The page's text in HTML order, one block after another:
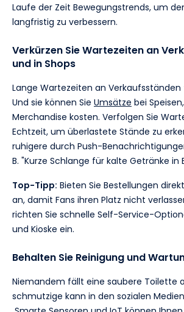
Laufe der Zeit Bewegungstrends, um
langfristig zu verbessern.
Verkürzen Sie Wartezeiten an
und in Shops
Lange Wartezeiten an Verkaufsständen
Und sie können Sie Umsätze bei
Merchandise kosten. Verfolgen Sie
Echtzeit, um überlastete Stände zu
ruhigere durch Push-
B. "Kurze Schlange für kalte Getränke in
Top-Tipp: Bieten Sie Bestellungen
an, damit Fans ihren Platz nicht
richten Sie schnelle Self-Service-
und Kioske ein.
Behalten Sie Reinigung und
Niemandem fällt eine saubere Toilette
schmutzige kann in den sozialen